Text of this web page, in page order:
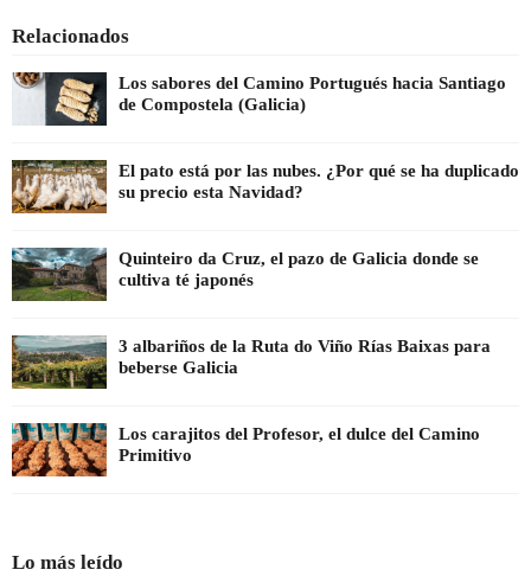
Relacionados
Los sabores del Camino Portugués hacia Santiago
de Compostela (Galicia)
El pato está por las nubes. ¿Por qué se ha duplicado
su precio esta Navidad?
Quinteiro da Cruz, el pazo de Galicia donde se
cultiva té japonés
3 albariños de la Ruta do Viño Rías Baixas para
beberse Galicia
Los carajitos del Profesor, el dulce del Camino
Primitivo
Lo más leído